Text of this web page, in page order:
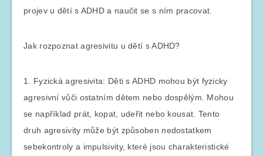
projev u dětí s ADHD a naučit se s ním pracovat.
Jak rozpoznat agresivitu u dětí s ADHD?
1. Fyzická agresivita: Děti s ADHD mohou být fyzicky
agresivní vůči ostatním dětem nebo dospělým. Mohou
se například prát, kopat, udeřit nebo kousat. Tento
druh agresivity může být způsoben nedostatkem
sebekontroly a impulsivity, které jsou charakteristické